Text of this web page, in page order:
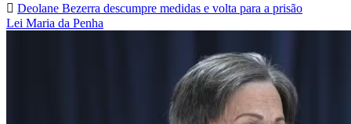
Deolane Bezerra descumpre medidas e volta para a prisão
Lei Maria da Penha